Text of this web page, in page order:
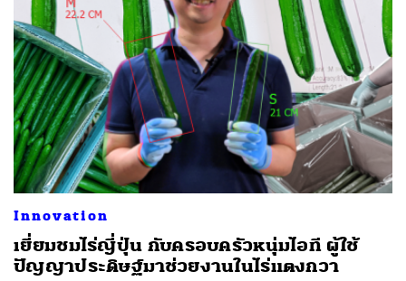
Innovation
เยี่ยมชมไร่ญี่ปุ่น กับครอบครัวหนุ่มไอที ผู้ใช้
ปัญญาประดิษฐ์มาช่วยงานในไร่แตงกวา